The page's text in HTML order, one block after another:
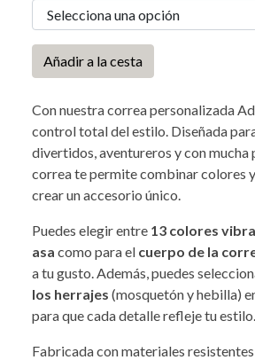
Añadir a la cesta
Con nuestra correa personalizada
control total del estilo. Diseñada
divertidos, aventureros y con mucha
correa te permite combinar colores
crear un accesorio único.
Puedes elegir entre 13 colores
asa como para el cuerpo de la
a tu gusto. Además, puedes
los herrajes (mosquetón y hebilla)
para que cada detalle refleje tu estilo.
Fabricada con materiales